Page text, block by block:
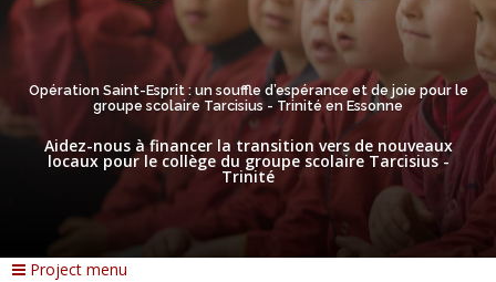
Opération Saint-Esprit : un souffle d’espérance et de joie pour le
groupe scolaire Tarcisius - Trinité en Essonne
Aidez-nous à financer la transition vers de nouveaux
locaux pour le collège du groupe scolaire Tarcisius -
Trinité
Project menu